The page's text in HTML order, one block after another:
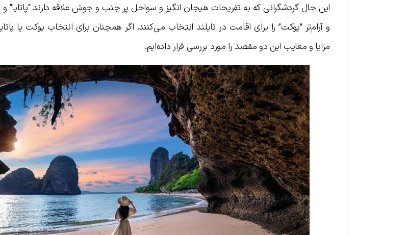
این حال گردشگرانی که به تفریحات هیجان انگیز و سواحل پر جنب و جوش علاقه دارند “پاتایا”
و آرام‌تر “پوکت” را برای اقامت در تایلند انتخاب می‌کنند. اگر همچنان برای انتخاب پوکت یا
مزایا و معایب این دو مقصد را مورد بررسی قرار داده‌ایم.